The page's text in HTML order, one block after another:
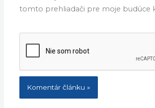
tomto prehliadači pre moje budúce